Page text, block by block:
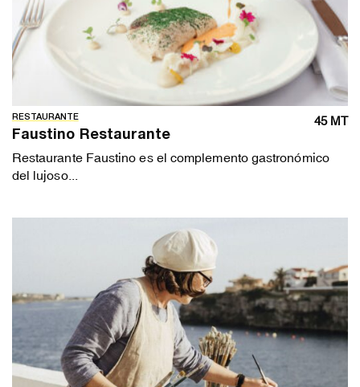
RESTAURANTE 45 MT
Faustino Restaurante
Restaurante Faustino es el complemento gastronómico
del lujoso...